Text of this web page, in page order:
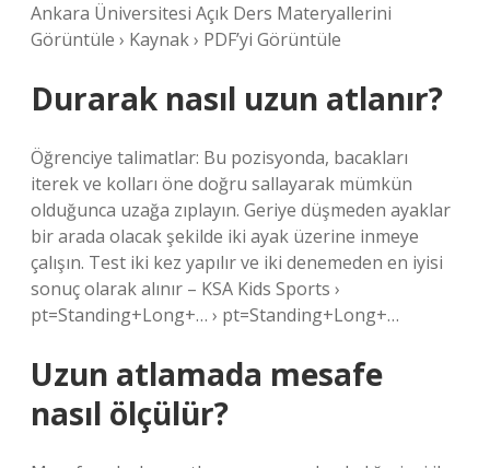
Ankara Üniversitesi Açık Ders Materyallerini
Görüntüle › Kaynak › PDF’yi Görüntüle
Durarak nasıl uzun atlanır?
Öğrenciye talimatlar: Bu pozisyonda, bacakları
iterek ve kolları öne doğru sallayarak mümkün
olduğunca uzağa zıplayın. Geriye düşmeden ayaklar
bir arada olacak şekilde iki ayak üzerine inmeye
çalışın. Test iki kez yapılır ve iki denemeden en iyisi
sonuç olarak alınır – KSA Kids Sports ›
pt=Standing+Long+… › pt=Standing+Long+…
Uzun atlamada mesafe
nasıl ölçülür?